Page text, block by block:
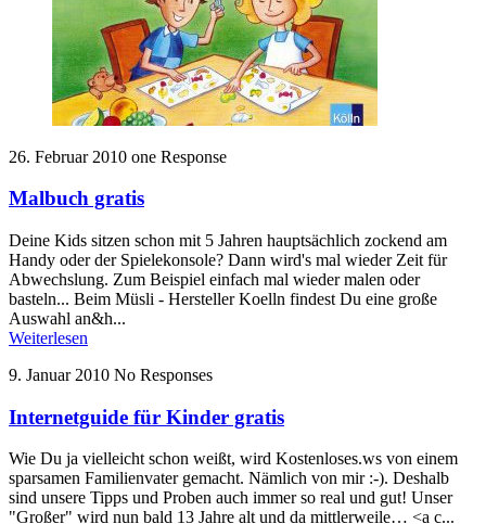
26. Februar 2010 one Response
Malbuch gratis
Deine Kids sitzen schon mit 5 Jahren hauptsächlich zockend am
Handy oder der Spielekonsole? Dann wird's mal wieder Zeit für
Abwechslung. Zum Beispiel einfach mal wieder malen oder
basteln... Beim Müsli - Hersteller Koelln findest Du eine große
Auswahl an&h...
Weiterlesen
9. Januar 2010 No Responses
Internetguide für Kinder gratis
Wie Du ja vielleicht schon weißt, wird Kostenloses.ws von einem
sparsamen Familienvater gemacht. Nämlich von mir :-). Deshalb
sind unsere Tipps und Proben auch immer so real und gut! Unser
"Großer" wird nun bald 13 Jahre alt und da mittlerweile… <a c...